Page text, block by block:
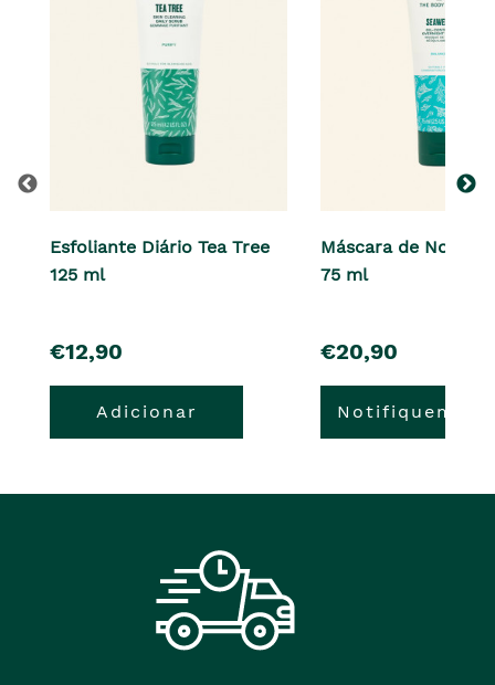
Esfoliante Diário Tea Tree
125 ml
pre�o
€12,90
Adicionar
Máscara de Noite
75 ml
pre�o
€20,90
Notifiquem-